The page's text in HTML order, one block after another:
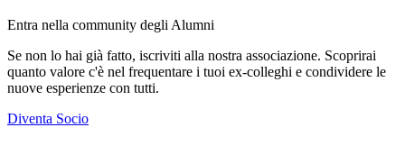
Entra nella community degli Alumni
Se non lo hai già fatto, iscriviti alla nostra associazione. Scoprirai
quanto valore c'è nel frequentare i tuoi ex-colleghi e condividere le
nuove esperienze con tutti.
Diventa Socio